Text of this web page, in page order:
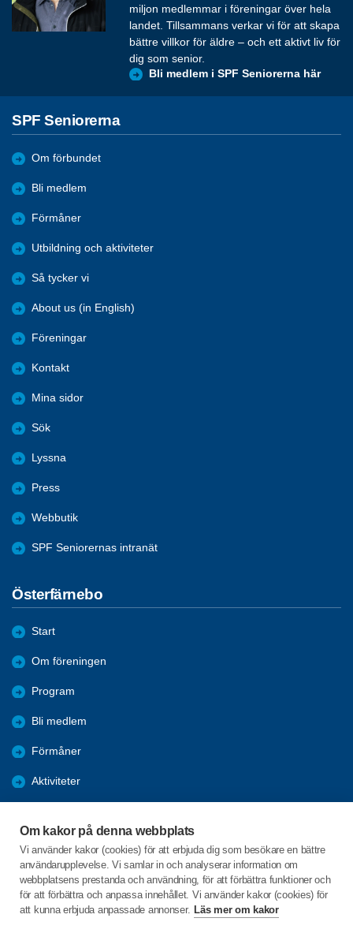
Om kakor på denna webbplats
Vi använder kakor (cookies) för att erbjuda dig som besökare en bättre
användarupplevelse. Vi samlar in och analyserar information om
webbplatsens prestanda och användning, för att förbättra funktioner och
för att förbättra och anpassa innehållet. Vi använder kakor (cookies) för
att kunna erbjuda anpassade annonser. Läs mer om kakor
miljon medlemmar i föreningar över hela
landet. Tillsammans verkar vi för att skapa
bättre villkor för äldre – och ett aktivt liv för
dig som senior.
Bli medlem i SPF Seniorerna här
SPF Seniorerna
Om förbundet
Bli medlem
Förmåner
Utbildning och aktiviteter
Så tycker vi
About us (in English)
Föreningar
Kontakt
Mina sidor
Sök
Lyssna
Press
Webbutik
SPF Seniorernas intranät
Österfärnebo
Start
Om föreningen
Program
Bli medlem
Förmåner
Aktiviteter
Bildgalleri
Mötesreferat
C/o:Alvar Olsson